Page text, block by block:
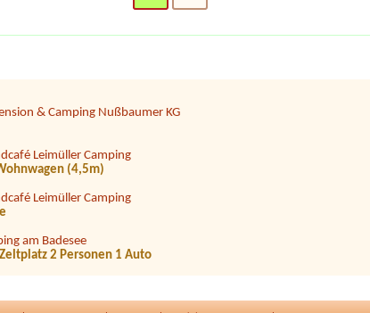
Mexico am Bodensee
(4,5m)
2 Personen 1 Auto